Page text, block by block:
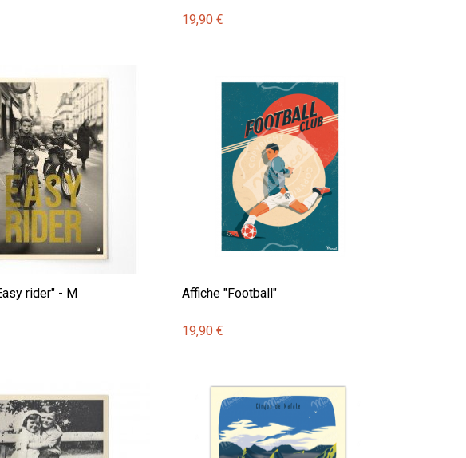
19,90 €
rider" - M Affiche "Football"
19,90 €